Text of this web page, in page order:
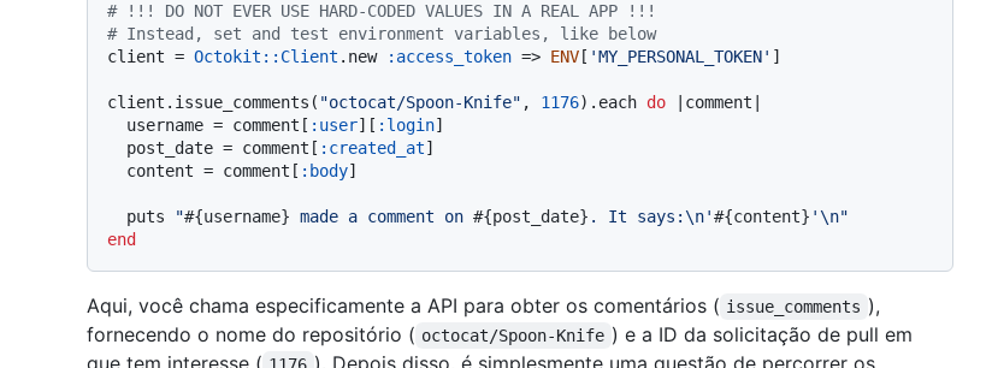
# !!! DO NOT EVER USE HARD-CODED VALUES IN A REAL APP !!!
# Instead, set and test environment variables, like below
client = Octokit::Client .new :access_token => ENV [ 'MY_PERSONAL_TOKEN' ]
client.issue_comments( "octocat/Spoon-Knife" , 1176).each do comment
  username = comment[
:user][ :login]
  post_date = comment[
:created_at]
  content = comment[
:body]
  puts
"#{username} made a comment on #{post_date} . It says:\n'#{content} '\n"
end
Aqui, você chama especificamente a API para obter os comentários ( issue_comments ),
fornecendo o nome do repositório ( octocat/Spoon-Knife ) e a ID da solicitação de pull em